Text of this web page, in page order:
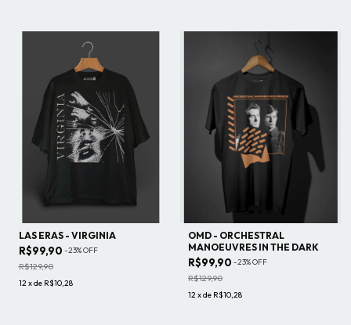
LAS ERAS - VIRGINIA
R$99,90 -23%OFF
R$129,90
12xde R$10,28
OMD - ORCHESTRAL
MANOEUVRES IN THE DARK
R$99,90 -23%OFF
R$129,90
12xde R$10,28